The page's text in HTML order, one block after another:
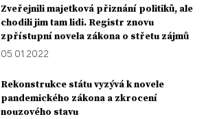
Zveřejnili majetková přiznání politiků, ale
chodili jim tam lidi. Registr znovu
zpřístupní novela zákona o střetu zájmů
05. 01. 2022
Rekonstrukce státu vyzývá k novele
pandemického zákona a zkrocení
nouzového stavu